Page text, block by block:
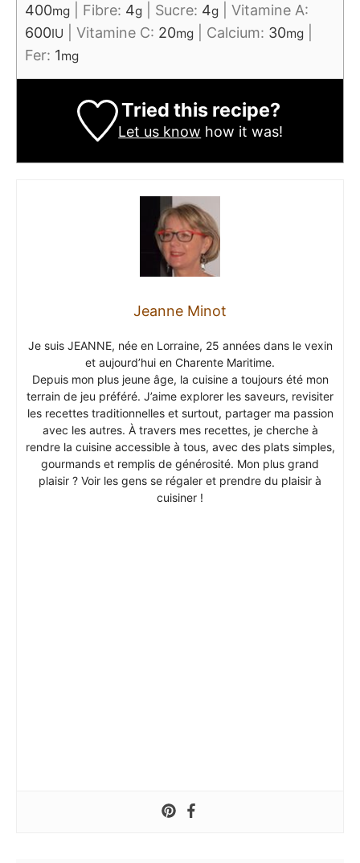
400mg Fibre: 4g Sucre: 4g
Vitamine A:
600IU Vitamine C: 20mg Calcium: 30mg
Fer: 1mg
Tried this recipe?
Let us know how it was!
Jeanne Minot
Je suis JEANNE, née en Lorraine, 25 années dans le vexin
et aujourd’hui en Charente Maritime.
Depuis mon plus jeune âge, la cuisine a toujours été mon
terrain de jeu préféré. J’aime explorer les saveurs, revisiter
les recettes traditionnelles et surtout, partager ma passion
avec les autres. À travers mes recettes, je cherche à
rendre la cuisine accessible à tous, avec des plats simples,
gourmands et remplis de générosité. Mon plus grand
plaisir ? Voir les gens se régaler et prendre du plaisir à
cuisiner !